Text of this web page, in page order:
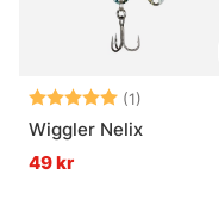
Betyg: (1)
Wiggler Nelix
49 kr